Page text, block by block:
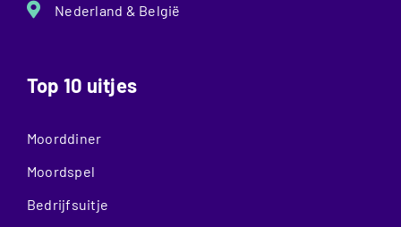
Nederland & België
Top 10 uitjes
Moorddiner
Moordspel
Bedrijfsuitje